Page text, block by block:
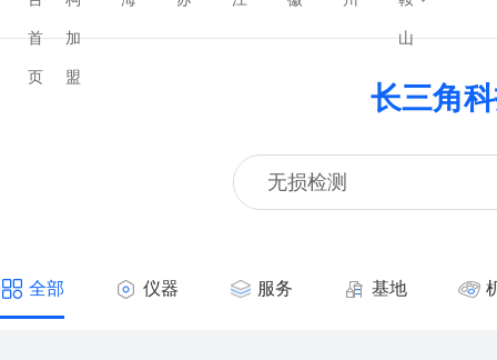
首
页
加
盟
山
长三角
全部 仪器 服务 基地